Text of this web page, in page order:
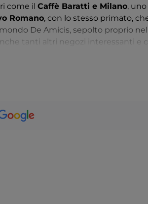
come il Caffè Baratti e Milano,
Romano, con lo stesso primato,
De Amicis, sepolto proprio
tanti altri negozi interessanti e